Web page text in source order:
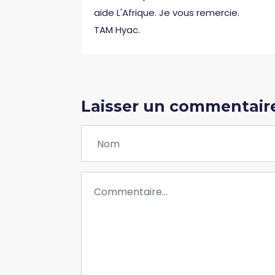
aide L'Afrique. Je vous remercie.
TAM Hyac.
Laisser un